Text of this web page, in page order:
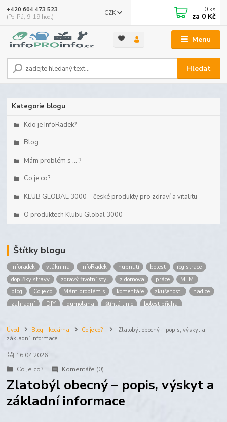
Menu
CZK
Hledat
+420 604 473 523
(Po-Pá, 9-19 hod.)
0 ks
za 0 Kč
Kategorie blogu
Kdo je InfoRadek?
Blog
Mám problém s ... ?
Co je co?
KLUB GLOBAL 3000 – české produkty pro zdraví a vitalitu
O produktech Klubu Global 3000
Štítky blogu
inforadek vláknina InfoRadek hubnutí bolest
registrace
doplňky stravy
zdravý životní styl z domova práce
MLM
blog
Co je co Mám problém s komentáře zkušenosti
hadice
zahradní
DIY gumolana štíhlá linie
bolest břicha
Prokloub
Vláknina spolupráce body peníze
brigáda
nákup
prodej
maltodextrin
Úvod Blog - kecárna Co je co?
Zlatobýl obecný – popis, výskyt a
základní informace
16.04.2026
Co je co?
Komentáře (0)
Zlatobýl obecný – popis, výskyt a
základní informace